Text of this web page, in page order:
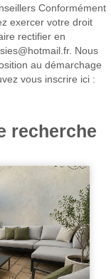
Conformément
exercer votre droit
rectifier en
Nous
au démarchage
vous inscrire ici :
recherche